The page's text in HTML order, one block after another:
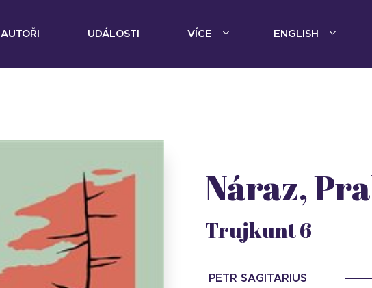
AUTOŘI UDÁLOSTI VÍCE ENGLISH
Náraz,
Trujkunt 6
PETR SAGITARIUS